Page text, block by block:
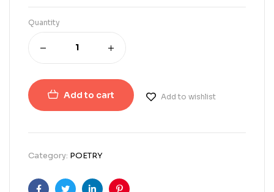
Quantity
Add to cart Add to wishlist
Category: POETRY